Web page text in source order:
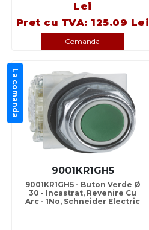
Lei
Pret cu TVA: 125.09 Lei
Comanda
La comanda
9001KR1GH5
9001KR1GH5 - Buton Verde Ø
30 - Incastrat, Revenire Cu
Arc - 1No, Schneider Electric